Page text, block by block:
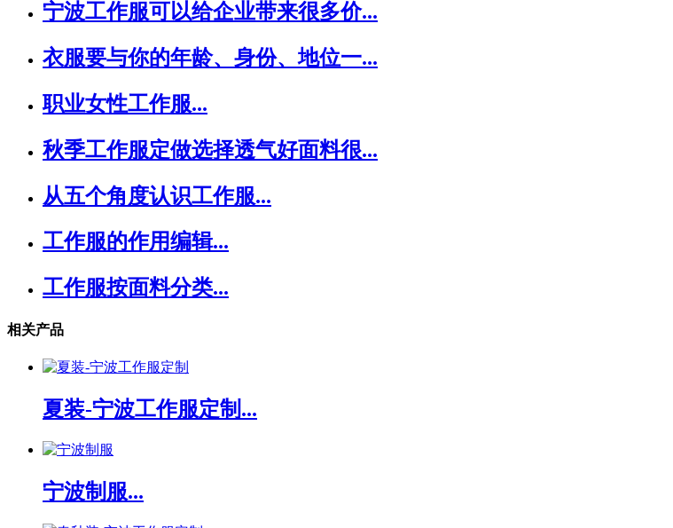
宁波工作服可以给企业带来很多价...
衣服要与你的年龄、身份、地位一...
职业女性工作服...
秋季工作服定做选择透气好面料很...
从五个角度认识工作服...
工作服的作用编辑...
工作服按面料分类...
相关产品
夏装-宁波工作服定制...
宁波制服...